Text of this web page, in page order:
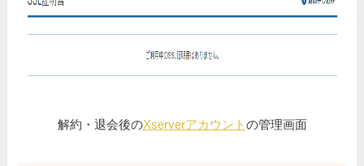
解約・退会後のXserverアカウントの管理画面